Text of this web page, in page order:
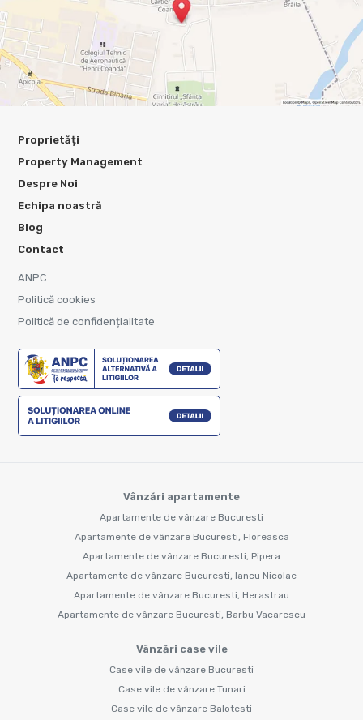
Proprietăți
Property Management
Despre Noi
Echipa noastră
Blog
Contact
ANPC
Politică cookies
Politică de confidențialitate
Vânzări apartamente
Apartamente de vânzare Bucuresti
Apartamente de vânzare Bucuresti, Floreasca
Apartamente de vânzare Bucuresti, Pipera
Apartamente de vânzare Bucuresti, Iancu Nicolae
Apartamente de vânzare Bucuresti, Herastrau
Apartamente de vânzare Bucuresti, Barbu Vacarescu
Vânzări case vile
Case vile de vânzare Bucuresti
Case vile de vânzare Tunari
Case vile de vânzare Balotesti